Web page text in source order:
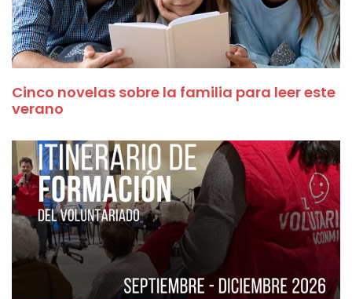
Cinco novelas sobre la familia para leer este
verano